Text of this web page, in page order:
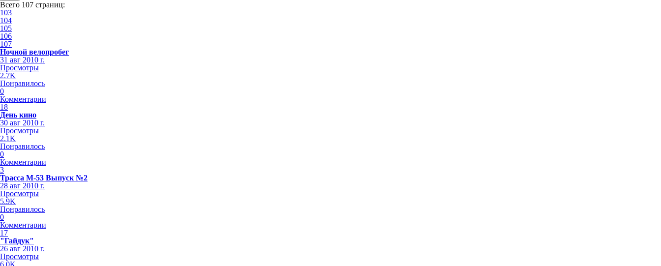
Всего 107 страниц:
103
104
105
106
107
Ночной велопробег
31 авг 2010 г.
Просмотры
2.7K
Понравилось
0
Комментарии
18
День кино
30 авг 2010 г.
Просмотры
2.1K
Понравилось
0
Комментарии
3
Трасса М-53 Выпуск №2
28 авг 2010 г.
Просмотры
5.9K
Понравилось
0
Комментарии
17
"Гайдук"
26 авг 2010 г.
Просмотры
6.0K